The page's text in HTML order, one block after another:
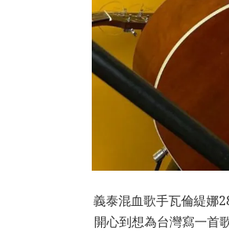
義泰混血歌手瓦倫緹娜
開心到想為台灣寫一首